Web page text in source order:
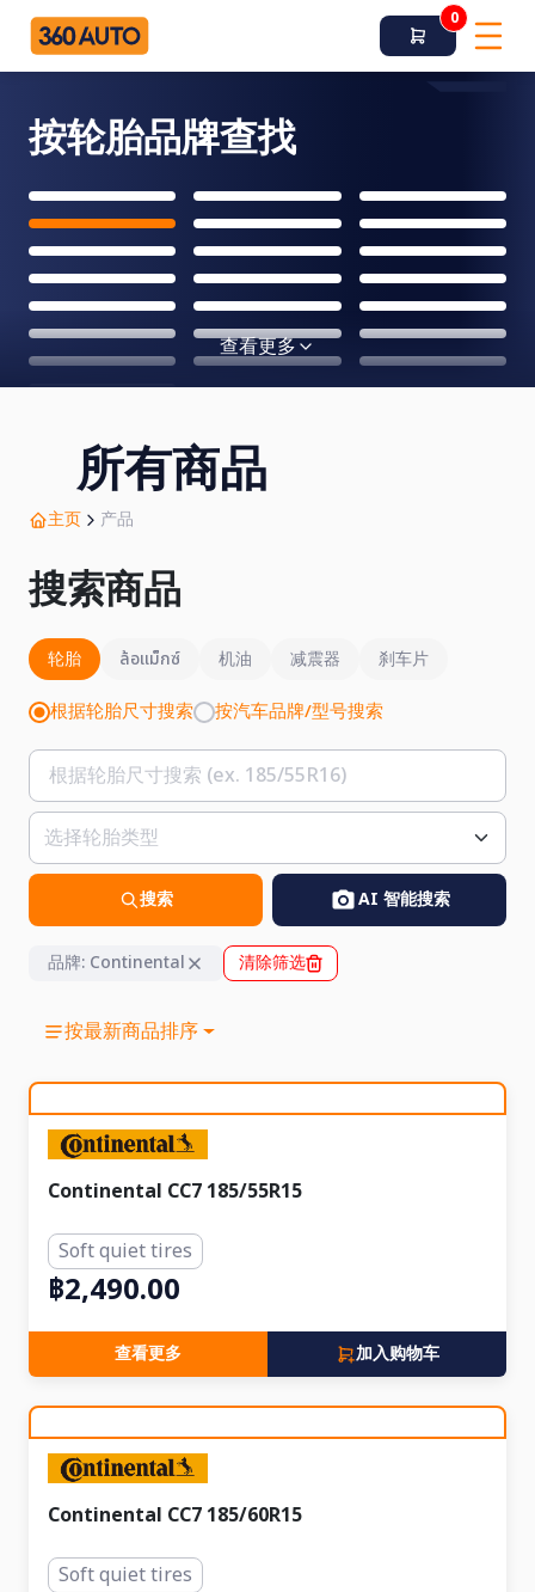
0
按轮胎品牌查找
查看更多
所有商品
主页 产品
搜索商品
轮胎 ล้อแม็กซ์ 机油 减震器 刹车片
根据轮胎尺寸搜索 按汽车品牌/型号搜索
搜索 AI 智能搜索
品牌: Continental 清除筛选
按最新商品排序
Continental CC7 185/55R15
Soft quiet tires
฿2,490.00
查看更多 加入购物车
Continental CC7 185/60R15
Soft quiet tires